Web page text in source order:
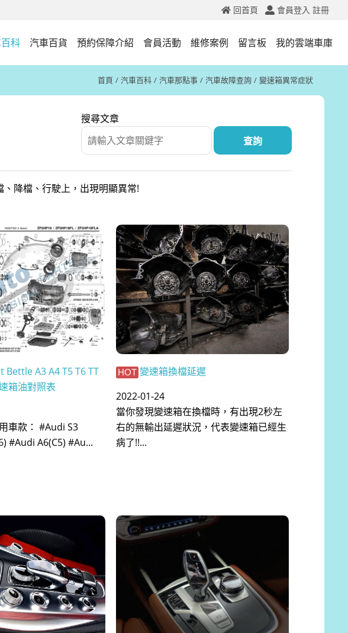
會員登入 註冊
回首頁
科 汽車百貨 預約保障介紹 會員活動 維修案例 留言板 我的雲端車庫
首頁 汽車百科 汽車那點事 汽車故障查詢 變速箱異常症狀
搜尋文章
降檔、行駛上，出現明顯異常!
Bettle A3 A4 T5 T6 TT
箱油對照表
車款： #Audi S3
#Audi A6(C5) #Au...
HOT 變速箱換檔延遲
2022-01-24
當你發現變速箱在換檔時，有出現2秒左
右的無輸出延遲狀況，代表變速箱已經生
病了!!...